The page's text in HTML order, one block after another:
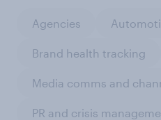
Agencies
Brand health tracking
Media comms and
PR and crisis